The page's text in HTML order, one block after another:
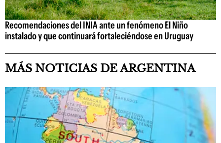
Recomendaciones del INIA ante un fenómeno El Niño
instalado y que continuará fortaleciéndose en Uruguay
MÁS NOTICIAS DE ARGENTINA